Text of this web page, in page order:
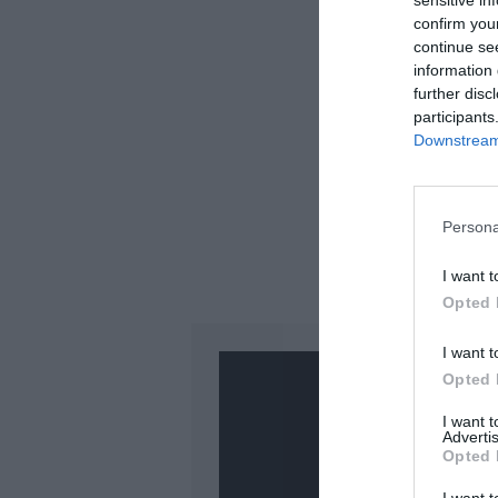
confirm
continue
information
further
I want
Opted
I want
Opted
I want
Opted